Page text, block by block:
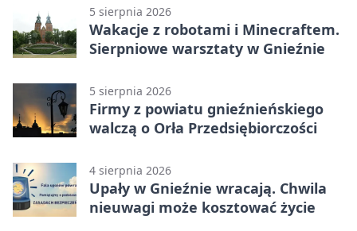
5 sierpnia 2026
Wakacje z robotami i Minecraftem.
Sierpniowe warsztaty w Gnieźnie
5 sierpnia 2026
Firmy z powiatu gnieźnieńskiego
walczą o Orła Przedsiębiorczości
4 sierpnia 2026
Upały w Gnieźnie wracają. Chwila
nieuwagi może kosztować życie